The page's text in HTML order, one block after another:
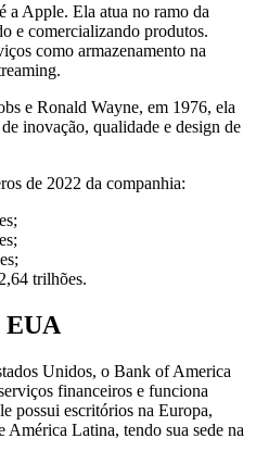
a Apple. Ela atua no ramo da
e comercializando produtos.
como armazenamento na
e Ronald Wayne, em 1976, ela
inovação, qualidade e design de
de 2022 da companhia:
trilhões.
EUA
Unidos, o Bank of America
financeiros e funciona
possui escritórios na Europa,
Latina, tendo sua sede na